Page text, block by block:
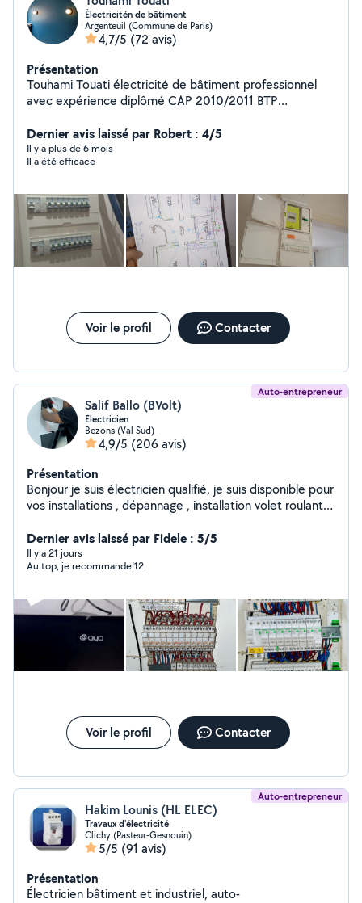
Électricitén de bâtiment
Argenteuil (Commune de Paris)
4,7/5 (72 avis)
Présentation
Touhami Touati électricité de bâtiment professionnel
avec expérience diplômé CAP 2010/2011 BTP
Dernier avis laissé par Robert : 4/5
Il y a plus de 6 mois
Il a été efficace
Voir le profil Contacter
Auto-entrepreneur
Salif Ballo (BVolt)
Électricien
Bezons (Val Sud)
4,9/5 (206 avis)
Présentation
Bonjour je suis électricien qualifié, je suis disponible pour
vos installations , dépannage , installation volet roulant
tableau électrique, petit ou gros travaux mon site
internet est le suivant B-volt.net ( pour les demandes
privé bien préciser installation électrique dans la
Dernier avis laissé par Fidele : 5/5
Il y a 21 jours
Au top, je recommande!12
Voir le profil Contacter
Auto-entrepreneur
Hakim Lounis (HL ELEC)
Travaux d'électricité
Clichy (Pasteur-Gesnouin)
5/5 (91 avis)
Présentation
Électricien bâtiment et industriel, auto-